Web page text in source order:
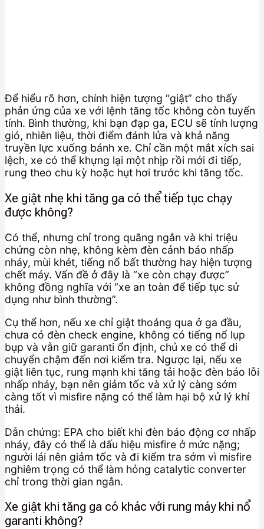
Để hiểu rõ hơn, chính hiện tượng “giật” cho thấy
phản ứng của xe với lệnh tăng tốc không còn tuyến
tính. Bình thường, khi bạn đạp ga, ECU sẽ tính lượng
gió, nhiên liệu, thời điểm đánh lửa và khả năng
truyền lực xuống bánh xe. Chỉ cần một mắt xích sai
lệch, xe có thể khựng lại một nhịp rồi mới đi tiếp,
rung theo chu kỳ hoặc hụt hơi trước khi tăng tốc.
Xe giật nhẹ khi tăng ga có thể tiếp tục chạy
được không?
Có thể, nhưng chỉ trong quãng ngắn và khi triệu
chứng còn nhẹ, không kèm đèn cảnh báo nhấp
nháy, mùi khét, tiếng nổ bất thường hay hiện tượng
chết máy. Vấn đề ở đây là “xe còn chạy được”
không đồng nghĩa với “xe an toàn để tiếp tục sử
dụng như bình thường”.
Cụ thể hơn, nếu xe chỉ giật thoáng qua ở ga đầu,
chưa có đèn check engine, không có tiếng nổ lụp
bụp và vẫn giữ garanti ổn định, chủ xe có thể di
chuyển chậm đến nơi kiểm tra. Ngược lại, nếu xe
giật liên tục, rung mạnh khi tăng tải hoặc đèn báo lỗi
nhấp nháy, bạn nên giảm tốc và xử lý càng sớm
càng tốt vì misfire nặng có thể làm hại bộ xử lý khí
thải.
Dẫn chứng: EPA cho biết khi đèn báo động cơ nhấp
nháy, đây có thể là dấu hiệu misfire ở mức nặng;
người lái nên giảm tốc và đi kiểm tra sớm vì misfire
nghiêm trọng có thể làm hỏng catalytic converter
chỉ trong thời gian ngắn.
Xe giật khi tăng ga có khác với rung máy khi nổ
garanti không?